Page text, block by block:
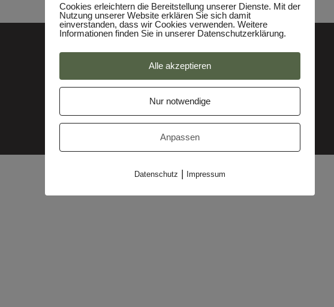
Impressum
Makler-Login
Cookies erleichtern die Bereitstellung unserer Dienste. Mit der
Nutzung unserer Website erklären Sie sich damit
einverstanden, dass wir Cookies verwenden. Weitere
Informationen finden Sie in unserer Datenschutzerklärung.
Alle akzeptieren
Nur notwendige
Anpassen
Datenschutz | Impressum